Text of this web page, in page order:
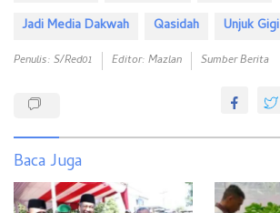
Jadi Media Dakwah
Qasidah Unjuk Gigi
Penulis: S/red01 Editor: Mazlan Sumber Berita
Baca Juga